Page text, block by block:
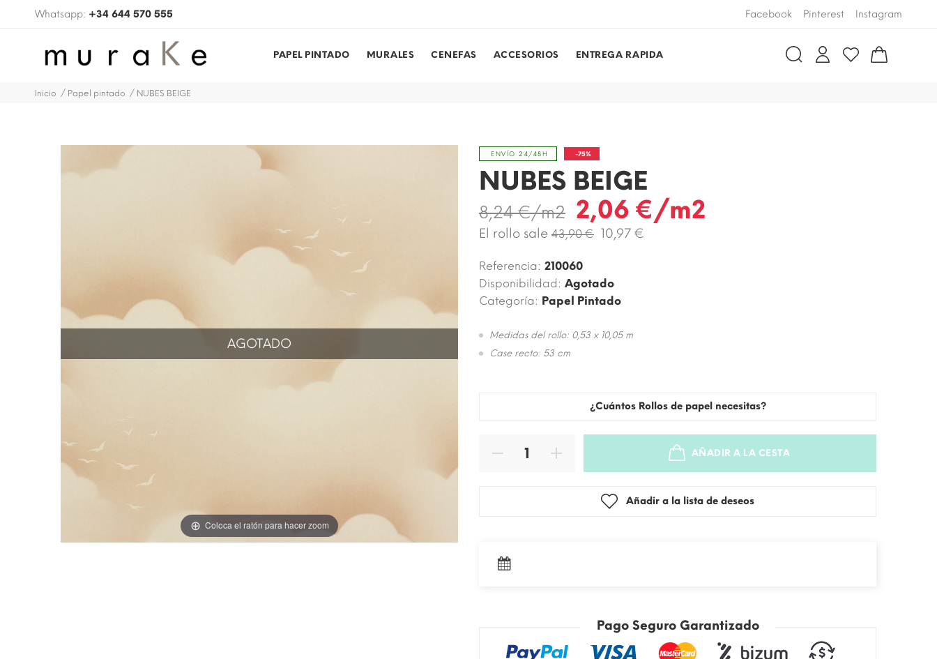
Whatsapp: +34 644 570 555 Facebook Pinterest Instagram
PAPEL PINTADO MURALES CENEFAS ACCESORIOS ENTREGA RAPIDA
Inicio Papel pintado NUBES BEIGE
Coloca el ratón para hacer zoom
AGOTADO
ENVÍO 24/48H -75%
NUBES BEIGE
8,24 €/m2 2,06 €/m2
El rollo sale 43,90 € 10,97 €
Referencia: 210060
Disponibilidad: Agotado
Categoría: Papel Pintado
Medidas del rollo: 0,53 x 10,05 m
Case recto: 53 cm
¿Cuántos Rollos de papel necesitas?
AÑADIR A LA CESTA
Añadir a la lista de deseos
Pago Seguro Garantizado